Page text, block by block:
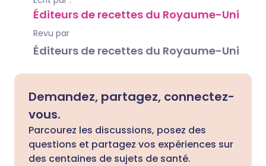
Éditeurs de recettes du Royaume-Uni
Revu par
Éditeurs de recettes du Royaume-Uni
Demandez, partagez, connectez-
vous.
Parcourez les discussions, posez des
questions et partagez vos expériences sur
des centaines de sujets de santé.